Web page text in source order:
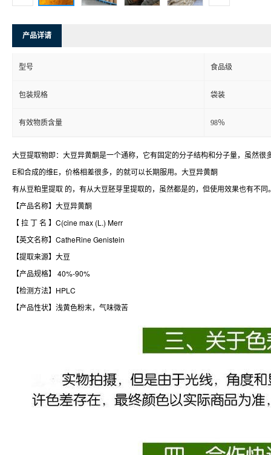
产品详请
型号 食品级
包装规格 袋装
有效物质含量 98％
大豆提取物即：大豆异黄酮是一个通称，它有固定的分子结构和分子量，虽然
E和合成的维E，价格相差很多，的就可以长期服用。大豆异黄酮
有从豆粕里提取 的，有从大豆胚芽里提取的，虽然都是的，但使用效果也有不
【产品名称】大豆异黄酮
【 拉 丁 名 】C(cine max (L.) Merr
【英文名称】CatheRine Genistein
【提取来源】大豆
【产品规格】 40%-90%
【检测方法】HPLC
【产品性状】浅黄色粉末，气味微苦